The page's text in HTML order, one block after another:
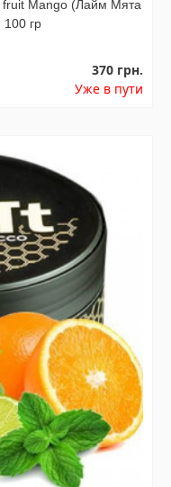
fruit Mango (Лайм Мята
гр
370 грн.
Уже в пути